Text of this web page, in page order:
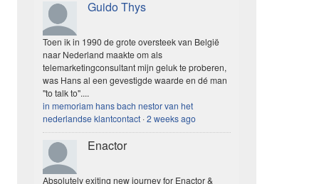
Guido Thys
Toen ik in 1990 de grote oversteek van België
naar Nederland maakte om als
telemarketingconsultant mijn geluk te proberen,
was Hans al een gevestigde waarde en dé man
"to talk to"....
in memoriam hans bach nestor van het
nederlandse klantcontact ·2 weeks ago
Enactor
Absolutely exiting new journey for Enactor &